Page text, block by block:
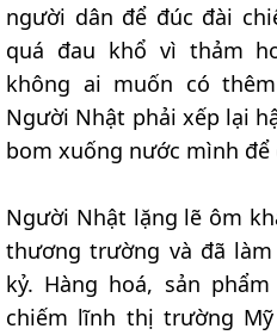
người dân để đúc đài
quá đau khổ vì thảm
không ai muốn có
Người Nhật phải xếp lại
bom xuống nước mình để
Người Nhật lặng lẽ ôm
thương trường và đã
kỷ. Hàng hoá, sản
chiếm lĩnh thị trường